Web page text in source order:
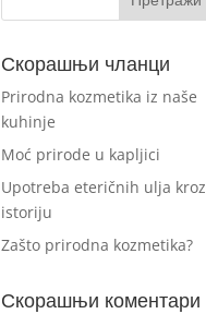
Скорашњи чланци
Prirodna kozmetika iz naše
kuhinje
Moć prirode u kapljici
Upotreba eteričnih ulja kroz
istoriju
Zašto prirodna kozmetika?
Скорашњи коментари